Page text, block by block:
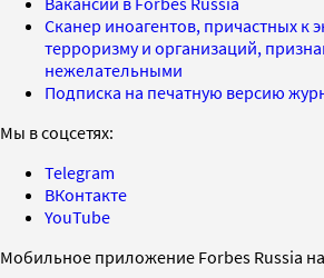
Сканер иноагентов, причастных к
терроризму и организаций,
нежелательными
Подписка на печатную версию
Мы в соцсетях:
Telegram
ВКонтакте
YouTube
Мобильное приложение Forbes Russia